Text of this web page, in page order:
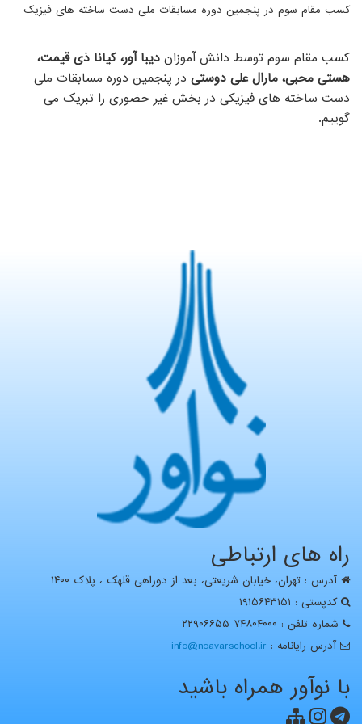
کسب مقام سوم در پنجمین دوره مسابقات ملی دست ساخته های فیزیک
کسب مقام سوم توسط دانش آموزان دیبا آور، کیانا ذی قیمت،
هستی محبی، مارال علی دوستی در پنجمین دوره مسابقات ملی
دست ساخته های فیزیکی در بخش غیر حضوری را تبریک می
گوییم.
راه های ارتباطی
آدرس : تهران، خيابان شریعتی، بعد از دوراهی قلهک ، پلاک ۱۴۰۰
کدپستی : ۱۹۱۵۶۴۳۱۵۱
شماره تلفن : ۷۴۸۰۴۰۰۰-۲۲۹۰۶۶۵۵
آدرس رايانامه : info@noavarschool.ir
با نوآور همراه باشید